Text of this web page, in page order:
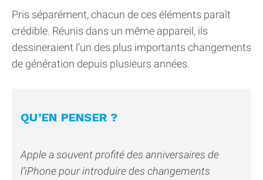
Pris séparément, chacun de ces éléments paraît
crédible. Réunis dans un même appareil, ils
dessineraient l’un des plus importants changements
de génération depuis plusieurs années.
QU’EN PENSER ?
Apple a souvent profité des anniversaires de
l’iPhone pour introduire des changements